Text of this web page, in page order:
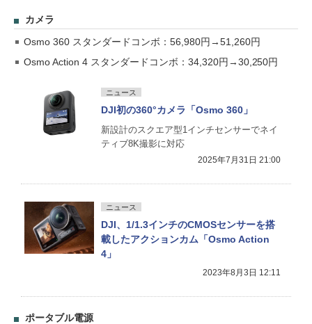
カメラ
Osmo 360 スタンダードコンボ：56,980円→51,260円
Osmo Action 4 スタンダードコンボ：34,320円→30,250円
ニュース
DJI初の360°カメラ「Osmo 360」
新設計のスクエア型1インチセンサーでネイ
ティブ8K撮影に対応
2025年7月31日 21:00
ニュース
DJI、1/1.3インチのCMOSセンサーを搭
載したアクションカム「Osmo Action
4」
2023年8月3日 12:11
ポータブル電源